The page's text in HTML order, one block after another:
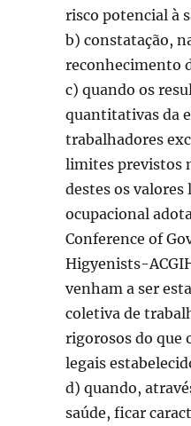
risco potencial à
b) constatação,
reconhecimento
c) quando os
quantitativas da
trabalhadores
limites previstos
destes os
ocupacional
Conference of
Higyenists-
venham a ser
coletiva de
rigorosos do que
legais
d) quando,
saúde, ficar